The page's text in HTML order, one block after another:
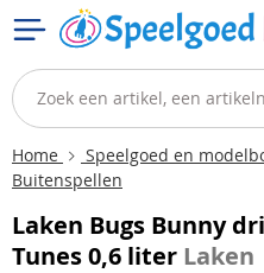
Home Speelgoed en
Buitenspellen
Laken Bugs Bunny
Tunes 0,6 liter Laken